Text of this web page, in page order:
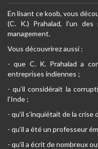
En lisant ce koob, vous
(C. K.) Prahalad, l’un
management.
Vous découvrirez aussi :
- que C. K. Prahalad a
entreprises indiennes ;
- qu’il considérait la
l’Inde ;
- qu’il s’inquiétait de la
- qu’il a été un professeur
- qu’il a écrit de nombreux